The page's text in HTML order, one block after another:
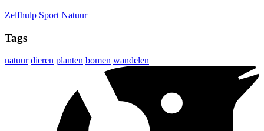
Zelfhulp Sport Natuur
Tags
natuur dieren planten bomen wandelen